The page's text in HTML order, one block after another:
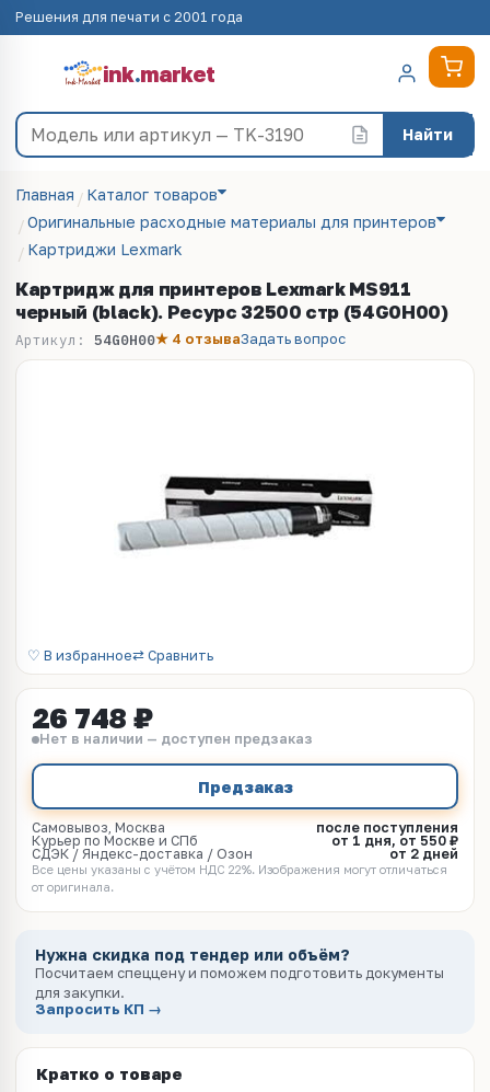
Решения для печати с 2001 года
ink.market
Найти
Главная
Каталог товаров
Оригинальные расходные материалы для принтеров
Картриджи Lexmark
Картридж для принтеров Lexmark MS911
черный (black). Ресурс 32500 стр (54G0H00)
Артикул: 54G0H00★ 4 отзываЗадать вопрос
♡ В избранное⇄ Сравнить
26 748 ₽
Нет в наличии — доступен предзаказ
Предзаказ
Самовывоз, Москва
после поступления
Курьер по Москве и СПб
от 1 дня, от 550 ₽
СДЭК / Яндекс-доставка / Озон
от 2 дней
Все цены указаны с учётом НДС 22%. Изображения могут отличаться
от оригинала.
Нужна скидка под тендер или объём?
Посчитаем спеццену и поможем подготовить документы
для закупки.
Запросить КП →
Кратко о товаре